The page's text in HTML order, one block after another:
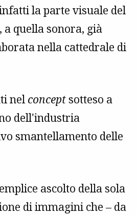
la parte visuale del
quella sonora, già
nella cattedrale di
nel conceptsotteso a
dell'industria
smantellamento delle
ascolto della sola
di immagini che – da